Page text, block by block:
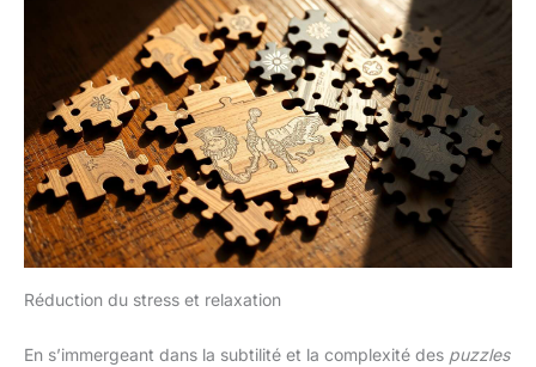
Réduction du stress et relaxation
En s’immergeant dans la subtilité et la complexité des puzzles